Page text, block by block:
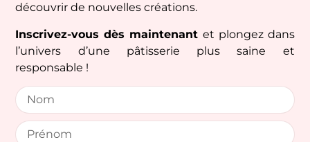
découvrir de nouvelles créations.
Inscrivez-vous dès maintenant et plongez dans
l’univers d’une pâtisserie plus saine et
responsable !